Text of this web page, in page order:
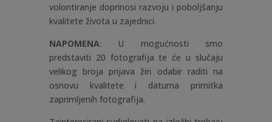
volontiranje doprinosi razvoju i poboljšanju
kvalitete života u zajednici.
NAPOMENA: U mogućnosti smo
predstaviti 20 fotografija te će u slučaju
velikog broja prijava žiri odabir raditi na
osnovu kvalitete i datuma primitka
zaprimljenih fotografija.